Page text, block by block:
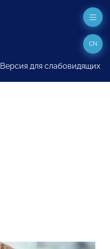
Версия для слабовидящих
CN